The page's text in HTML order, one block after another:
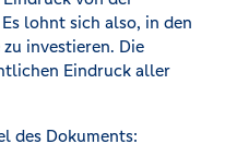
lohnt sich also, in den
investieren. Die
Eindruck aller
des Dokuments: